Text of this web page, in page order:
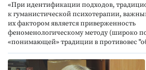
«При идентификации подходов,
к гуманистической психотерапии,
их фактором является приверженность
феноменологическому методу (широко
«понимающей» традиции в противовес